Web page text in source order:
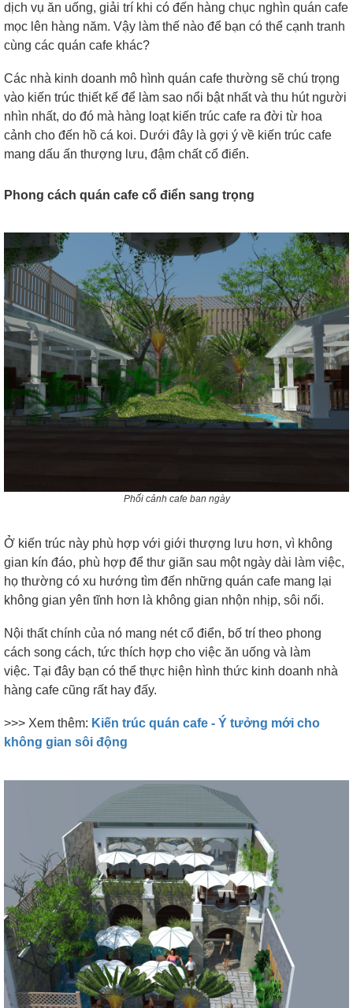
dịch vụ ăn uống, giải trí khi có đến hàng chục nghìn quán cafe
mọc lên hàng năm. Vậy làm thế nào để bạn có thể cạnh tranh
cùng các quán cafe khác?
Các nhà kinh doanh mô hình quán cafe thường sẽ chú trọng
vào kiến trúc thiết kế để làm sao nổi bật nhất và thu hút người
nhìn nhất, do đó mà hàng loạt kiến trúc cafe ra đời từ hoa
cảnh cho đến hồ cá koi. Dưới đây là gợi ý về kiến trúc cafe
mang dấu ấn thượng lưu, đậm chất cổ điển.
Phong cách quán cafe cổ điển sang trọng
Phối cảnh cafe ban ngày
Ở kiến trúc này phù hợp với giới thượng lưu hơn, vì không
gian kín đáo, phù hợp để thư giãn sau một ngày dài làm việc,
họ thường có xu hướng tìm đến những quán cafe mang lại
không gian yên tĩnh hơn là không gian nhộn nhịp, sôi nổi.
Nội thất chính của nó mang nét cổ điển, bố trí theo phong
cách song cách, tức thích hợp cho việc ăn uống và làm
việc. Tại đây bạn có thể thực hiện hình thức kinh doanh nhà
hàng cafe cũng rất hay đấy.
>>> Xem thêm: Kiến trúc quán cafe - Ý tưởng mới cho
không gian sôi động